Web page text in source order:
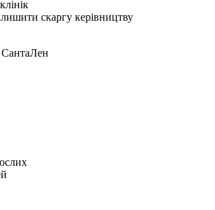
скаргу керівництву